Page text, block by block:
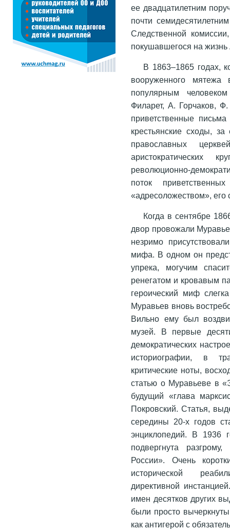
ее двадцатилетним
почти
Следственной
покушавшегося на жизнь
В 1863–1865 годах,
вооруженного
популярным
Филарет, А. Горчаков,
приветственные
крестьянские сходы,
православных
аристократических
революционно-
поток
«адресоложеством»,
Когда в сентябре
двор провожали
незримо
мифа. В одном он
упрека, могучим
ренегатом и кровавым
героический миф
Муравьев вновь
Вильно ему был
музей. В первые
демократических
историографии, в
критические ноты,
статью о Муравьеве в
будущий «глава
Покровский. Статья,
середины 20-х годов
энциклопедий. В 1936
подвергнута
России». Очень
исторической
директивной
имен десятков других
были просто
как антигерой с